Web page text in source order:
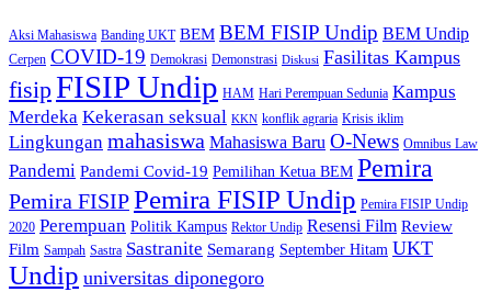
Aksi Mahasiswa Banding UKT BEM BEM FISIP Undip BEM Undip
Cerpen COVID-19 Demokrasi Demonstrasi Diskusi Fasilitas Kampus
fisipFISIP Undip HAM Hari Perempuan Sedunia Kampus
Merdeka Kekerasan seksual KKN konflik agraria Krisis iklim
Lingkungan mahasiswa Mahasiswa Baru O-News Omnibus Law
Pandemi Pandemi Covid-19 Pemilihan Ketua BEM Pemira
Pemira FISIPPemira FISIP Undip Pemira FISIP Undip
2020 Perempuan Politik Kampus Rektor Undip Resensi Film Review
Film Sampah Sastra Sastranite Semarang September Hitam UKT
Undip universitas diponegoro